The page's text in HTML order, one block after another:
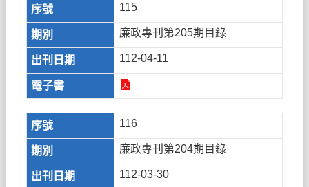
115
廉政專刊第205期目錄
112-04-11
116
廉政專刊第204期目錄
112-03-30